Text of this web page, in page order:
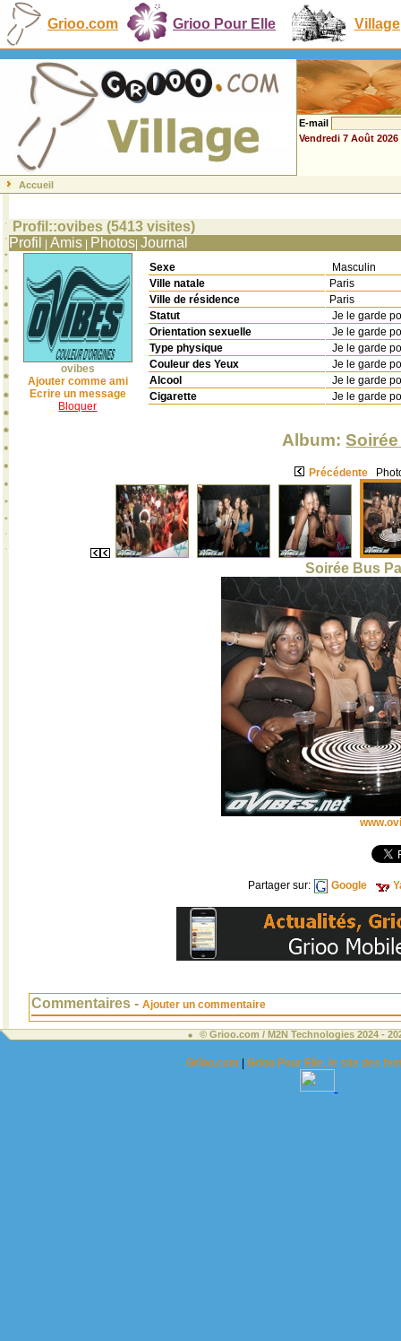
Grioo.com Grioo Pour Elle Village
E-mail
Vendredi 7 Août 2026
Accueil
Profil::ovibes (5413 visites)
Profil
Amis Photos Journal
ovibes
Ajouter comme ami
Ecrire un message
Bloquer
Sexe
Masculin
Ville natale
Paris
Ville de résidence
Paris
Statut
Je le garde
Orientation sexuelle
Je le garde
Type physique
Je le garde
Couleur des Yeux
Je le garde
Alcool
Je le garde
Cigarette
Je le garde
Album:
Précédente
Soirée Bus
Partager sur: Google
Commentaires - Ajouter un commentaire
© Grioo.com / M2N Technologies 2024 -
Grioo.com |Grioo Pour Elle, le site des